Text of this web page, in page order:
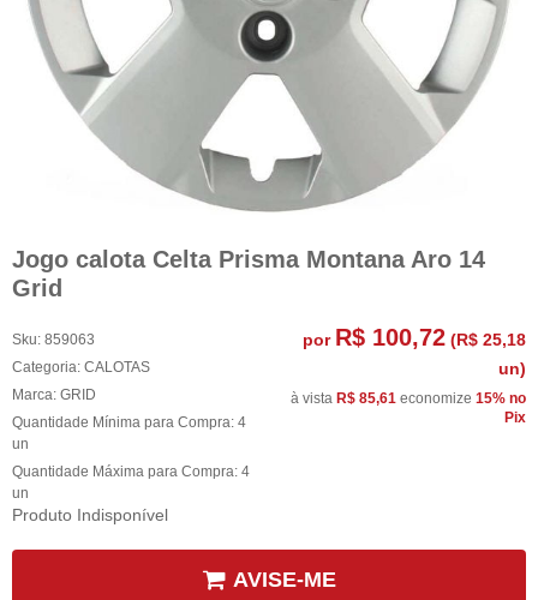
Jogo calota Celta Prisma Montana Aro 14
Grid
Sku: 859063
Categoria: CALOTAS
Marca: GRID
Quantidade Mínima para Compra: 4
un
Quantidade Máxima para Compra: 4
un
Produto Indisponível
por R$ 100,72 (R$ 25,18
un)
à vista R$ 85,61 economize 15% no
Pix
AVISE-ME